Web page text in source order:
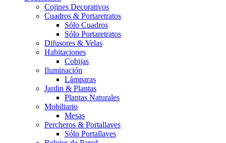
Cojines Decorativos
Cuadros & Portaretratos
Sólo Cuadros
Sólo Portaretratos
Difusores & Velas
Habitaciones
Cobijas
Iluminación
Lámparas
Jardin & Plantas
Plantas Naturales
Mobiliario
Mesas
Percheros & Portallaves
Sólo Portallaves